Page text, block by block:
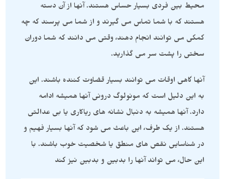
محیط بین فردی بسیار حساس هستند. آنها از آن دسته
هستند که با شما تماس می گیرند و از شما می پرسند که چه
کمکی می توانند انجام دهند، وقتی می دانند که شما دوران
سختی را پشت سر می گذارید.
آنها گاهی اوقات می توانند بسیار قضاوت کننده باشند. این
به این دلیل است که مونولوگ درونی آنها همیشه ادامه
دارد. آنها همیشه به دنبال نشانه های ریاکاری یا بی عدالتی
هستند. از یک طرف، این باعث می شود که آنها بسیار فهیم و
در شناسایی نقص های منطق یا شخصیت خوب باشند. با
این حال، می تواند آنها را بدبین و بدبین نیز کند